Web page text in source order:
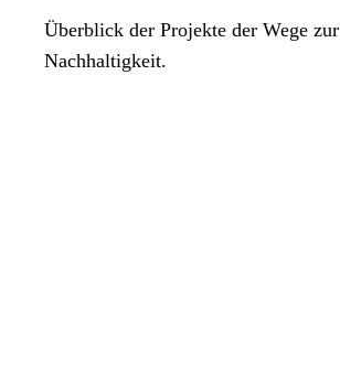
Überblick der Projekte der Wege zur
Nachhaltigkeit.